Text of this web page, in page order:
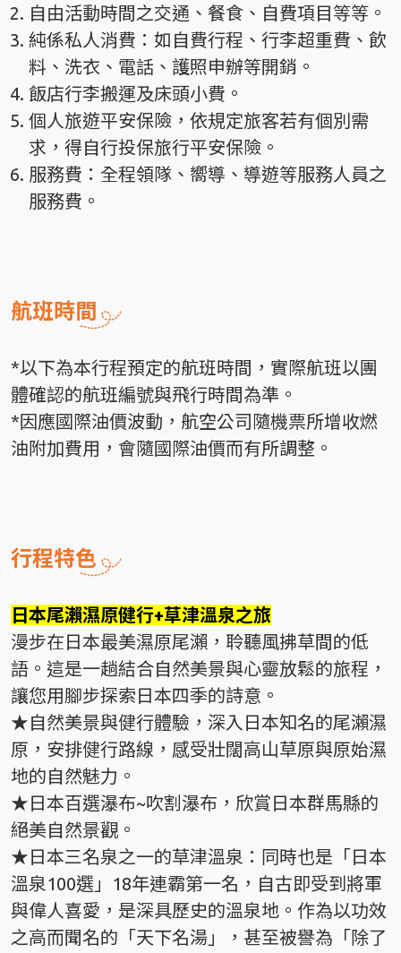
自由活動時間之交通、餐食、自費項目等等。
純係私人消費：如自費行程、行李超重費、飲
料、洗衣、電話、護照申辦等開銷。
飯店行李搬運及床頭小費。
個人旅遊平安保險，依規定旅客若有個別需
求，得自行投保旅行平安保險。
服務費：全程領隊、嚮導、導遊等服務人員之
服務費。
航班時間
*以下為本行程預定的航班時間，實際航班以團
體確認的航班編號與飛行時間為準。
*因應國際油價波動，航空公司隨機票所增收燃
油附加費用，會隨國際油價而有所調整。
行程特色
日本尾瀨濕原健行+草津溫泉之旅
漫步在日本最美濕原尾瀨，聆聽風拂草間的低
語。這是一趟結合自然美景與心靈放鬆的旅程，
讓您用腳步探索日本四季的詩意。
★自然美景與健行體驗，深入日本知名的尾瀨濕
原，安排健行路線，感受壯闊高山草原與原始濕
地的自然魅力。
★日本百選瀑布~吹割瀑布，欣賞日本群馬縣的
絕美自然景觀。
★日本三名泉之一的草津溫泉：同時也是「日本
溫泉100選」18年連霸第一名，自古即受到將軍
與偉人喜愛，是深具歷史的溫泉地。作為以功效
之高而聞名的「天下名湯」，甚至被譽為「除了